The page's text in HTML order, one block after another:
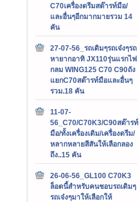
C70เครื่องดรีมสต๊ารท์มือ/
และอื่นๆอีกมากมายรวม 14
คัน
27-07-56_รถเดิมๆรถเจ๋งๆรถ
หายากอาทิ JX110รุ่นแรกไฟ
กลม WING125 C70 C90ถัง
แยกC70สต๊ารท์มือและอื่นๆ
รวม.18 คัน
11-07-
56_C70/C70K3/C90สต๊ารท์
มือ/ทั้งเครื่องเดิม/เครื่องดรีม/
หลากหลายสีสันให้เลือกลอง
ถึง..15 คัน
26-06-56_GL100 C70K3
ล็อตนี้สำหรับคนชอบรถเดิมๆ
รถเจ๋งๆมาให้เลือกให้